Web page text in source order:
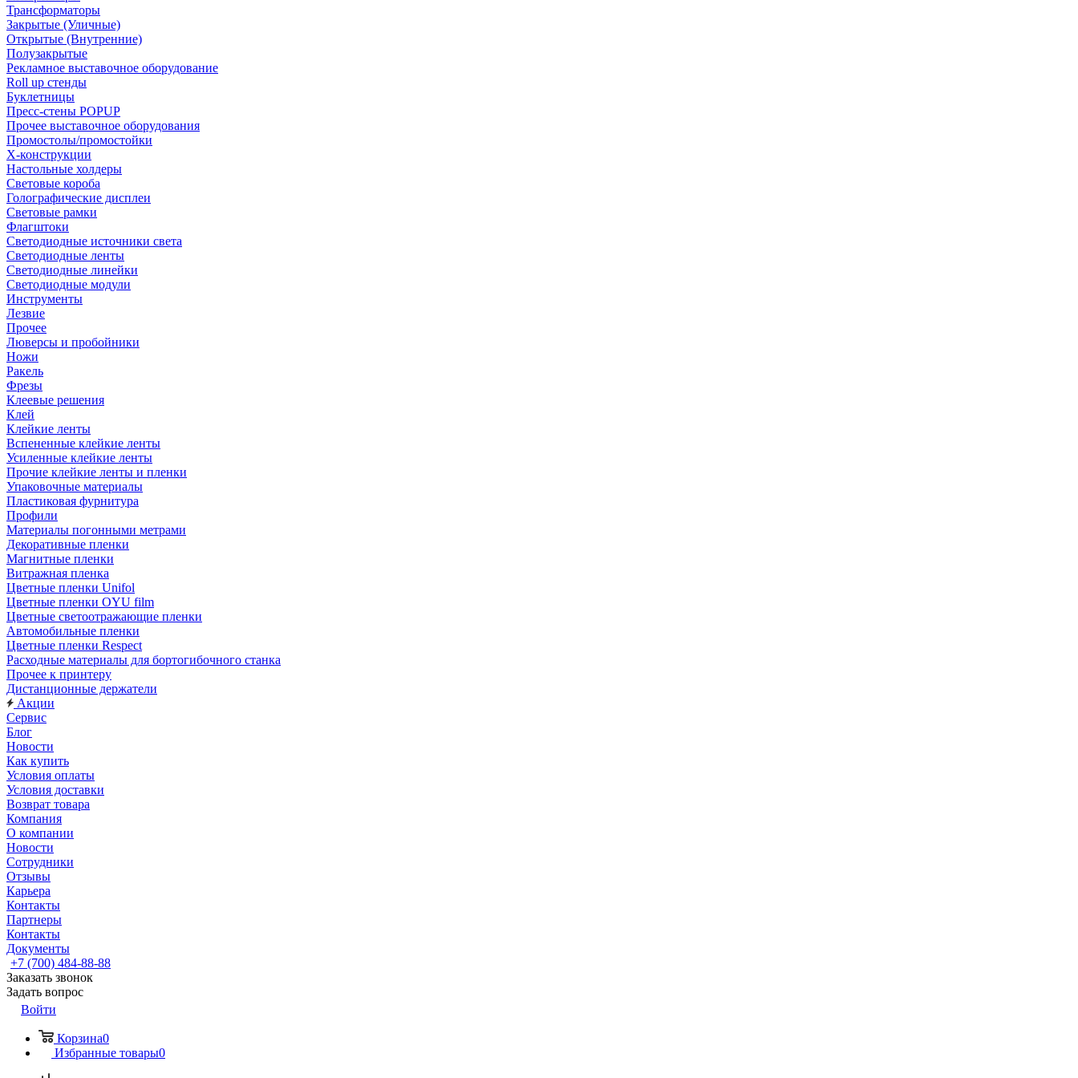
Трансформаторы
Закрытые (Уличные)
Открытые (Внутренние)
Полузакрытые
Рекламное выставочное оборудование
Roll up стенды
Буклетницы
Пресс-стены POPUP
Прочее выставочное оборудования
Промостолы/промостойки
Х-конструкции
Настольные холдеры
Световые короба
Голографические дисплеи
Световые рамки
Флагштоки
Светодиодные источники света
Светодиодные ленты
Светодиодные линейки
Светодиодные модули
Инструменты
Лезвие
Прочее
Люверсы и пробойники
Ножи
Ракель
Фрезы
Клеевые решения
Клей
Клейкие ленты
Вспененные клейкие ленты
Усиленные клейкие ленты
Прочие клейкие ленты и пленки
Упаковочные материалы
Пластиковая фурнитура
Профили
Материалы погонными метрами
Декоративные пленки
Магнитные пленки
Витражная пленка
Цветные пленки Unifol
Цветные пленки OYU film
Цветные светоотражающие пленки
Автомобильные пленки
Цветные пленки Respect
Расходные материалы для бортогибочного станка
Прочее к принтеру
Дистанционные держатели
Акции
Сервис
Блог
Новости
Как купить
Условия оплаты
Условия доставки
Возврат товара
Компания
О компании
Новости
Сотрудники
Отзывы
Карьера
Контакты
Партнеры
Контакты
Документы
+7 (700) 484-88-88
Заказать звонок
Задать вопрос
Войти
Корзина0
Избранные товары0